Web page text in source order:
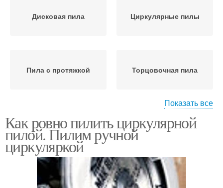
Дисковая пила Циркулярные пилы
Пила с протяжкой Торцовочная пила
циркулярной пилы
Циркулярная пила
Показать все
Как ровно пилить циркулярной
пилой. Пилим ручной
циркуляркой